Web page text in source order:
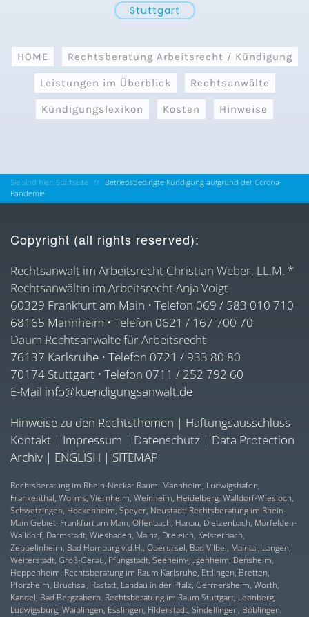
Stuttgart
HOME Rechtsberatung Arbeitsrecht / Kündigung
Leistungen im Überblick Rechtsanwälte
Kündigungslexikon Kosten Hinweise
Sie sind hier: Startseite
Betriebsbedingte Kündigung aufgrund der Corona-
Pandemie
Copyright (all rights reserved):
Rechtsanwalt im Arbeitsrecht Christian Weber, LL.M. *
Rechtsanwältin im Arbeitsrecht Anja Voigt
60329 Frankfurt am Main • Telefon 069 / 583 010 710
68165 Mannheim • Telefon 0621 / 167 700 70
Daum Rechtsanwälte für Arbeitsrecht
76137 Karlsruhe • Telefon 0721 / 933 80 80
70174 Stuttgart • Telefon 0711 / 252 792 60
E-Mail info@kuendigungsanwalt.de
Hinweise zu den Rechtsthemen | Haftungsausschluss
Kontakt | Impressum | Datenschutz | Data Protection
Archiv | ENGLISH | SITEMAP
Rechtsberatung im Rhein-Neckar Raum: Mannheim, Ludwigshafen,
Frankenthal, Worms, Viernheim, Weinheim, Heidelberg, Walldorf-Wiesloch,
Schwetzingen, Hockenheim, Speyer, Neustadt. Rechtsberatung im Rhein-
Main Gebiet: Frankfurt am Main, Offenbach, Hanau, Dietzenbach, Mörfelden-
Walldorf, Darmstadt, Wiesbaden, Mainz, Dreieich, Kelsterbach,
Zeppelinheim, Bad Homburg v.d.H., Oberursel, Bad Vilbel, Maintal, Langen,
Weiterstadt, Groß-Gerau, Pfungstadt, Seeheim-Jugenheim, Bensheim,
Heppenheim. Rechtsberatung im Raum Karlsruhe, Ettlingen, Bretten,
Pforzheim, Bruchsal, Rastatt, Landau in der Pfalz, Germersheim, Wörth,
Kandel, Bad Bergzabern. Rechtsberatung im Raum Stuttgart, Leonberg,
Ludwigsburg, Waiblingen, Esslingen, Filderstadt, Sindelfingen, Böblingen.